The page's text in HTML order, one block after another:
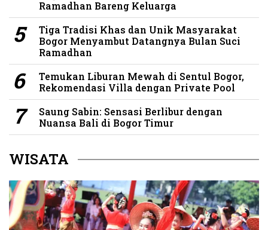
Ramadhan Bareng Keluarga
Tiga Tradisi Khas dan Unik Masyarakat
Bogor Menyambut Datangnya Bulan Suci
Ramadhan
Temukan Liburan Mewah di Sentul Bogor,
Rekomendasi Villa dengan Private Pool
Saung Sabin: Sensasi Berlibur dengan
Nuansa Bali di Bogor Timur
WISATA